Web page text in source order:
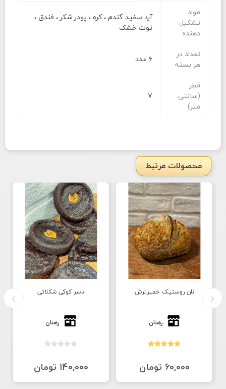
مواد
تشکیل
دهنده
آرد سفید گندم ، کره ، پودر شکر ، فندق ،
توت خشک
تعداد در
هر بسته
۶ عدد
قطر
(سانتی
متر)
۷
محصولات مرتبط
نان روستیک خمیرترش
رهنان
60,000 تومان
دسر کوکی شکلاتی
رهنان
140,000 تومان